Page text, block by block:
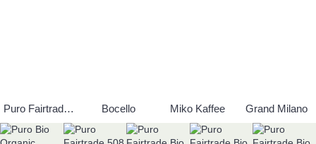
Puro Fairtrade Kaffee Bocello Miko Kaffee Grand Milano